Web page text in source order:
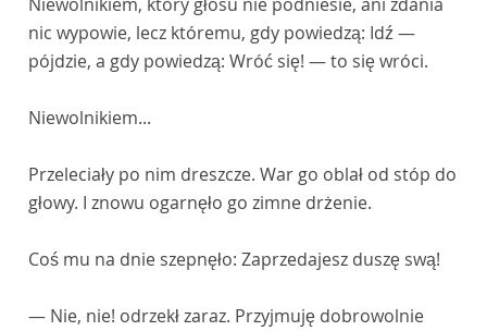
nic wypowie, lecz któremu, gdy powiedzą: Idź —
pójdzie, a gdy powiedzą: Wróć się! — to się wróci.
Niewolnikiem...
Przeleciały po nim dreszcze. War go oblał od stóp do
głowy. I znowu ogarnęło go zimne drżenie.
Coś mu na dnie szepnęło: Zaprzedajesz duszę swą!
— Nie, nie! odrzekł zaraz. Przyjmuję dobrowolnie